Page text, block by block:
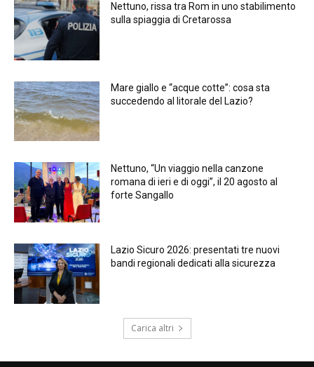
Nettuno, rissa tra Rom in uno stabilimento
sulla spiaggia di Cretarossa
Mare giallo e “acque cotte”: cosa sta
succedendo al litorale del Lazio?
Nettuno, “Un viaggio nella canzone
romana di ieri e di oggi”, il 20 agosto al
forte Sangallo
Lazio Sicuro 2026: presentati tre nuovi
bandi regionali dedicati alla sicurezza
Carica altri